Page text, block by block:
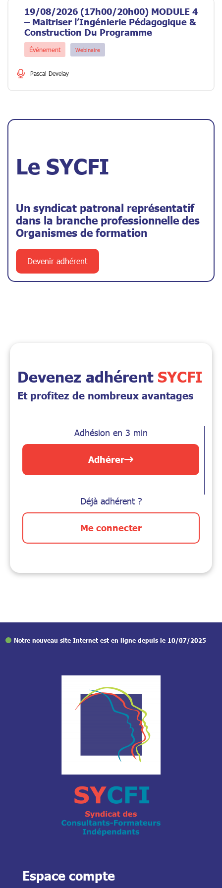
19/08/2026 (17h00/20h00) MODULE 4
– Maitriser l’Ingénierie Pédagogique &
Construction Du Programme
Événement Webinaire
Le SYCFI
Un syndicat patronal représentatif
dans la branche professionnelle des
Organismes de formation
Devenir adhérent
Devenez adhérent SYCFI
Et profitez de nombreux avantages
Adhésion en 3 min
Adhérer
Déjà adhérent ?
Me connecter
Notre nouveau site Internet est en ligne depuis le 10/07/2025
Espace compte